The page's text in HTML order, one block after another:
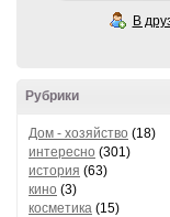
В
Рубрики
Дом - хозяйство (18)
интересно (301)
история (63)
кино (3)
косметика (15)